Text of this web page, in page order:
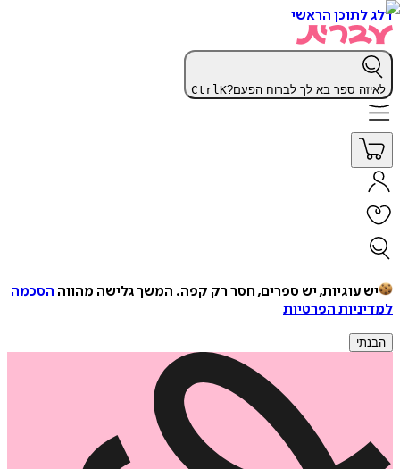
דלג לתוכן הראשי
לאיזה ספר בא לך לברוח הפעם? CtrlK
יש עוגיות, יש ספרים, חסר רק קפה. המשך גלישה מהווה הסכמה
למדיניות הפרטיות
הבנתי